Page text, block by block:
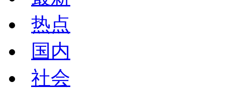
热点
国内
社会